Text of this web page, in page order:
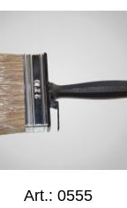
Art.: 0555